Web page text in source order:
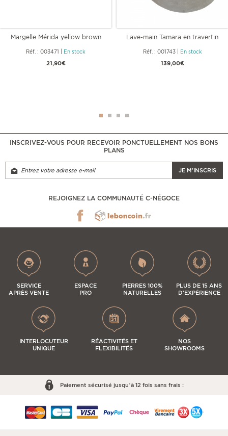
Margelle Mérida yellow brown
Réf. : 003471 En stock
21,90€
Lave-main Tamara en travertin
Réf. : 001743| En stock
139,00€
INSCRIVEZ-VOUS POUR RECEVOIR PONCTUELLEMENT NOS BONS
PLANS
JE M'INSCRIS
REJOIGNEZ LA COMMUNAUTÉ C-NÉGOCE
SERVICE
APRÈS VENTE
ESPACE
PRO
PIERRES 100%
NATURELLES
PLUS DE 15 ANS
D'EXPÉRIENCE
INTERLOCUTEUR
UNIQUE
RÉACTIVITÉS ET
FLEXIBILITÉS
NOS
SHOWROOMS
Paiement sécurisé jusqu’à 12 fois sans frais :